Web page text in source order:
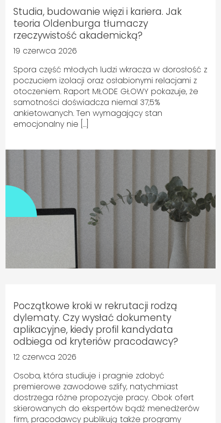
Studia, budowanie więzi i kariera. Jak
teoria Oldenburga tłumaczy
rzeczywistość akademicką?
19 czerwca 2026
Spora część młodych ludzi wkracza w dorosłość z
poczuciem izolacji oraz osłabionymi relacjami z
otoczeniem. Raport MŁODE GŁOWY pokazuje, że
samotności doświadcza niemal 37,5%
ankietowanych. Ten wymagający stan
emocjonalny nie […]
Początkowe kroki w rekrutacji rodzą
dylematy. Czy wysłać dokumenty
aplikacyjne, kiedy profil kandydata
odbiega od kryteriów pracodawcy?
12 czerwca 2026
Osoba, która studiuje i pragnie zdobyć
premierowe zawodowe szlify, natychmiast
dostrzega różne propozycje pracy. Obok ofert
skierowanych do ekspertów bądź menedżerów
firm, pracodawcy publikują także programy